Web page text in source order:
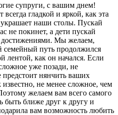
супруги, с вашим днем!
гладкой и яркой, как эта
украшает наши столы. Пускай
не покинет, а дети пускай
достижениями. Мы желаем,
путь продолжился
лентой, как он начался. Если
уже позади, не
предстоит нянчить ваших
не менее сложное, чем
желаем вам всего самого
быть ближе друг к другу и
вам возможность любить